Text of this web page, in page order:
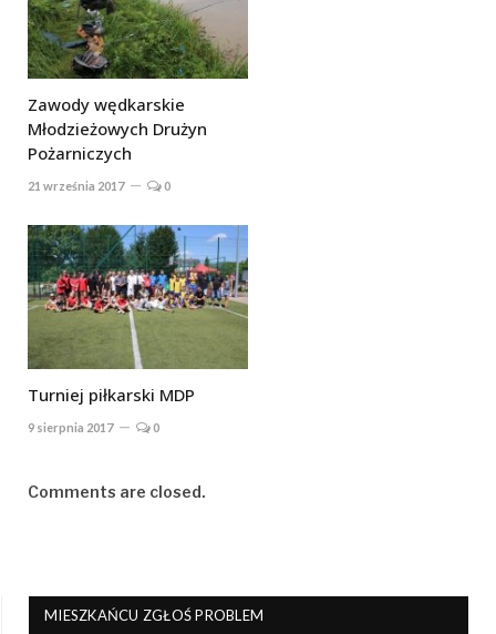
Zawody wędkarskie
Młodzieżowych Drużyn
Pożarniczych
21 września 2017 0
Turniej piłkarski MDP
9 sierpnia 2017 0
Comments are closed.
MIESZKAŃCU ZGŁOŚ PROBLEM